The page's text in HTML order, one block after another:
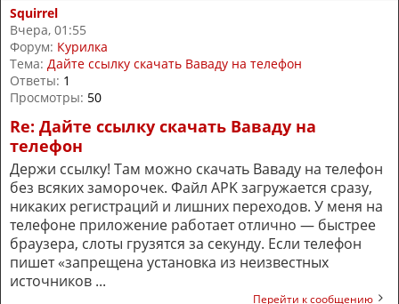
Squirrel
Вчера, 01:55
Форум: Курилка
Тема: Дайте ссылку скачать Ваваду на телефон
Ответы: 1
Просмотры: 50
Re: Дайте ссылку скачать Ваваду на
телефон
Держи ссылку! Там можно скачать Ваваду на телефон
без всяких заморочек. Файл APK загружается сразу,
никаких регистраций и лишних переходов. У меня на
телефоне приложение работает отлично — быстрее
браузера, слоты грузятся за секунду. Если телефон
пишет «запрещена установка из неизвестных
источников ...
Перейти к сообщению